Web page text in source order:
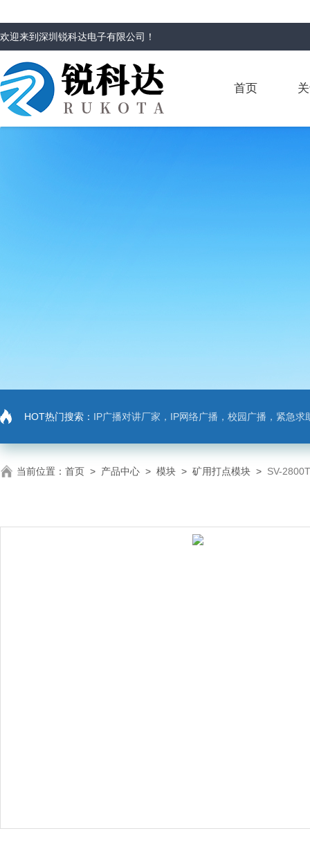
欢迎来到深圳锐科达电子有限公司 ！
首页
HOT热门搜索： IP广播对讲厂家，IP网络广播，校园广播，紧急求助，IP广播对讲系
当前位置： 首页 > 产品中心 > 模块 > 矿用打点模块 > SV-